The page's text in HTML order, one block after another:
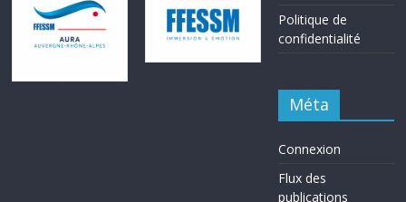
Politique de
confidentialité
Méta
Connexion
Flux des
publications